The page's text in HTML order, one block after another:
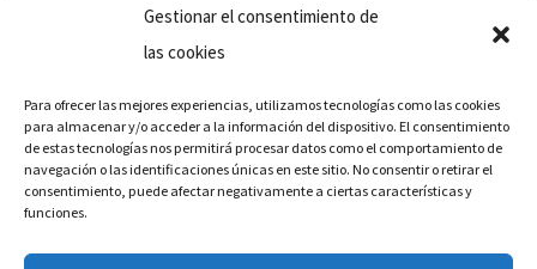
Gestionar el consentimiento de
las cookies
Para ofrecer las mejores experiencias, utilizamos tecnologías como las cookies
para almacenar y/o acceder a la información del dispositivo. El consentimiento
de estas tecnologías nos permitirá procesar datos como el comportamiento de
navegación o las identificaciones únicas en este sitio. No consentir o retirar el
consentimiento, puede afectar negativamente a ciertas características y
funciones.
+52 811.499.5638
RED DE DISTRIBUCIÓN
Distribuidores en México y Octaedro internacional